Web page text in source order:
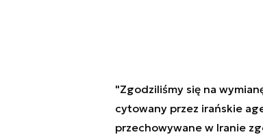
"Zgodziliśmy się na
cytowany przez irańskie
przechowywane w Iranie